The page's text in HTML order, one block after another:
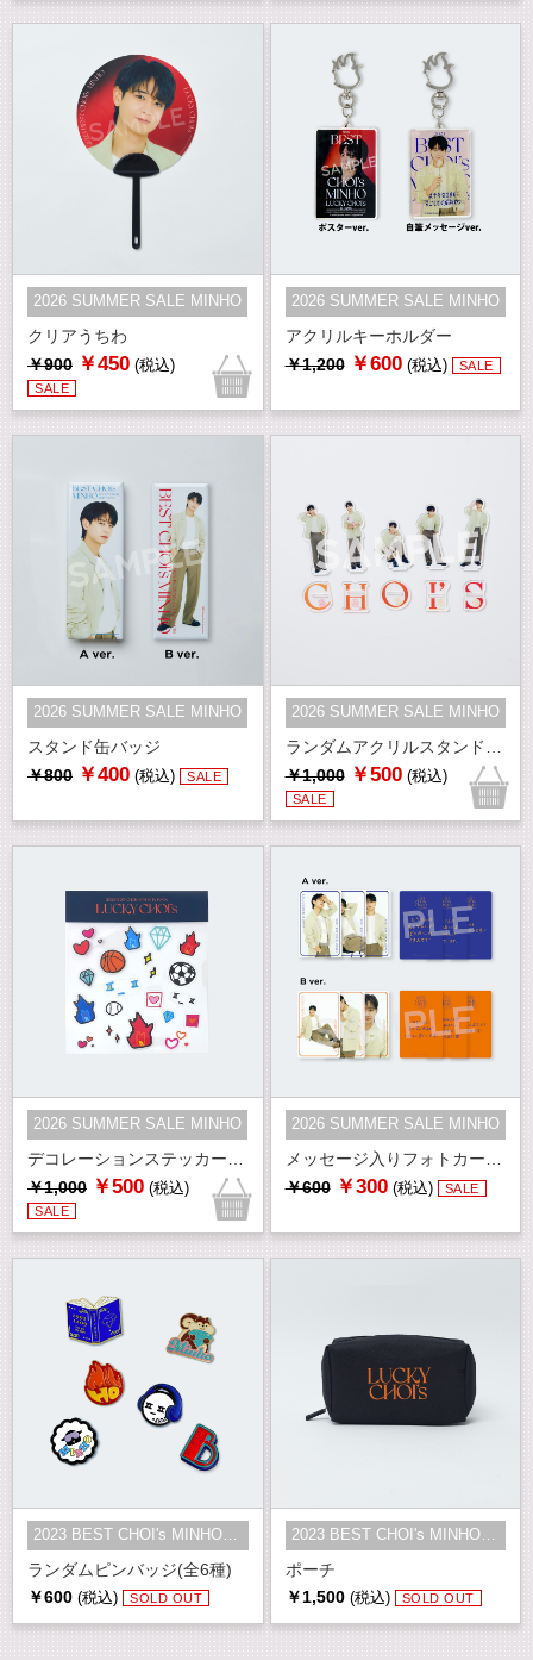
クリアうちわ
2026 SUMMER SALE MINHO
￥900 ￥450 (税込)
SALE
アクリルキーホルダー
2026 SUMMER SALE MINHO
￥1,200 ￥600 (税込) SALE
スタンド缶バッジ
2026 SUMMER SALE MINHO
￥800 ￥400 (税込) SALE
2026 SUMMER SALE MINHO
￥1,000 ￥500 (税込)
SALE
2026 SUMMER SALE MINHO
￥1,000 ￥500 (税込)
SALE
2026 SUMMER SALE MINHO
￥600 ￥300 (税込) SALE
ランダムピンバッジ(全6種)
2023 BEST CHOI's MINHO - LUCKY CH...
￥600 (税込) SOLD OUT
ポーチ
2023 BEST CHOI's MINHO - LUCKY CH...
￥1,500 (税込) SOLD OUT